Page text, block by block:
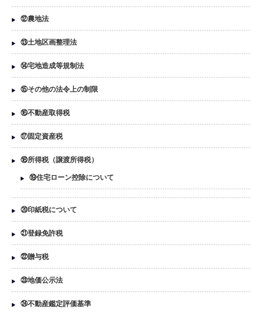
⑫農地法
⑬土地区画整理法
⑭宅地造成等規制法
⑮その他の法令上の制限
⑯不動産取得税
⑰固定資産税
⑱所得税（譲渡所得税）
⑲住宅ローン控除について
⑳印紙税について
㉑登録免許税
㉒贈与税
㉓地価公示法
㉔不動産鑑定評価基準